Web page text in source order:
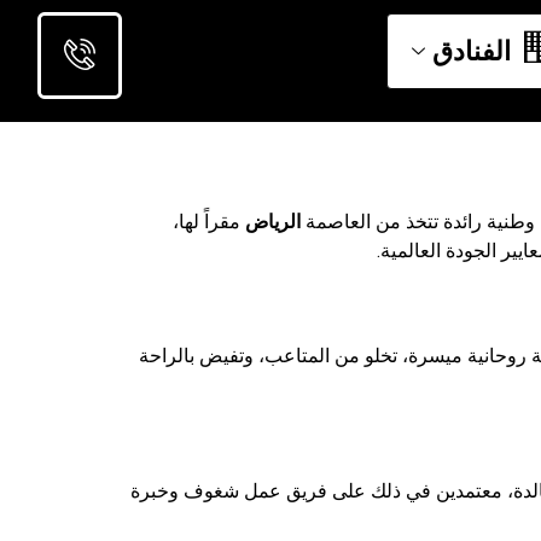
الفنادق
وطنية رائدة تتخذ من العاصمة الرياض مقراً لها،
الجودة العالمية.
روحانية ميسرة، تخلو من المتاعب، وتفيض بالراحة
خالدة، معتمدين في ذلك على فريق عمل شغوف وخبرة